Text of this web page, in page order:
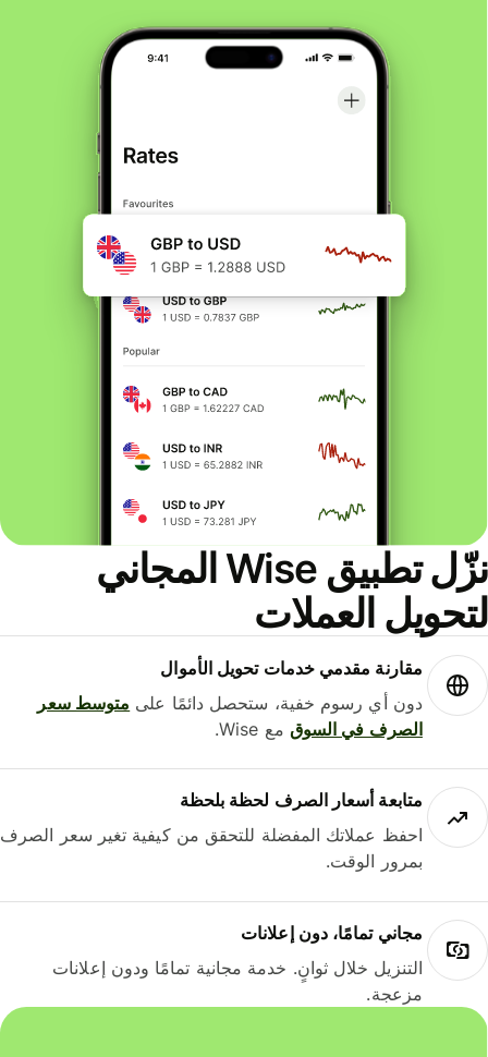
نزّل تطبيق Wise المجاني
العملات
مقارنة مقدمي خدمات تحويل الأموال
دون أي رسوم خفية، ستحصل دائمًا علىمتوسط ​​سعر
الصرف في السوقمع Wise.
متابعة أسعار الصرف لحظة بلحظة
احفظ عملاتك المفضلة للتحقق من كيفية تغير سعر الصرف
بمرور الوقت.
مجاني تمامًا، دون إعلانات
التنزيل خلال ثوانٍ. خدمة مجانية تمامًا ودون إعلانات
مزعجة.